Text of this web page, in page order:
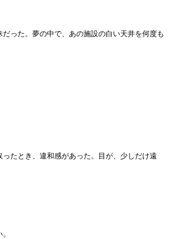
った。夢の中で、あの施設の白い天井を何度も
たとき、違和感があった。目が、少しだけ遠